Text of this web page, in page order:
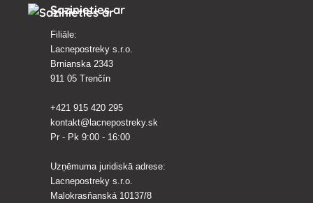
Sazinieties ar
Filiāle:
Lacnepostreky s.r.o.
Brnianska 2343
911 05 Trenčín
+421 915 420 295
kontakt@lacnepostreky.sk
Pr - Pk 9:00 - 16:00
Uzņēmuma juridiskā adrese:
Lacnepostreky s.r.o.
Malokrasňanská 10137/8